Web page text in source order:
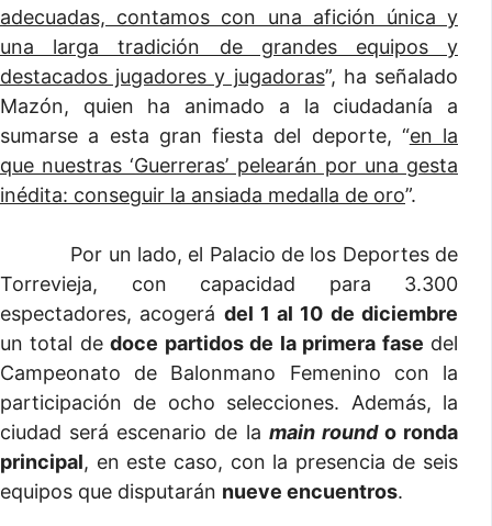
adecuadas, contamos con una afición única y
una larga tradición de grandes equipos y
destacados jugadores y jugadoras”, ha señalado
Mazón, quien ha animado a la ciudadanía a
sumarse a esta gran fiesta del deporte, “en la
que nuestras ‘Guerreras’ pelearán por una gesta
inédita: conseguir la ansiada medalla de oro”.
Por un lado, el Palacio de los Deportes de
Torrevieja, con capacidad para 3.300
espectadores, acogerá del 1 al 10 de diciembre
un total dedoce partidos de la primera fase del
Campeonato de Balonmano Femenino con la
participación de ocho selecciones. Además, la
ciudad será escenario de la main roundo ronda
principal, en este caso, con la presencia de seis
equipos que disputarán nueve encuentros.